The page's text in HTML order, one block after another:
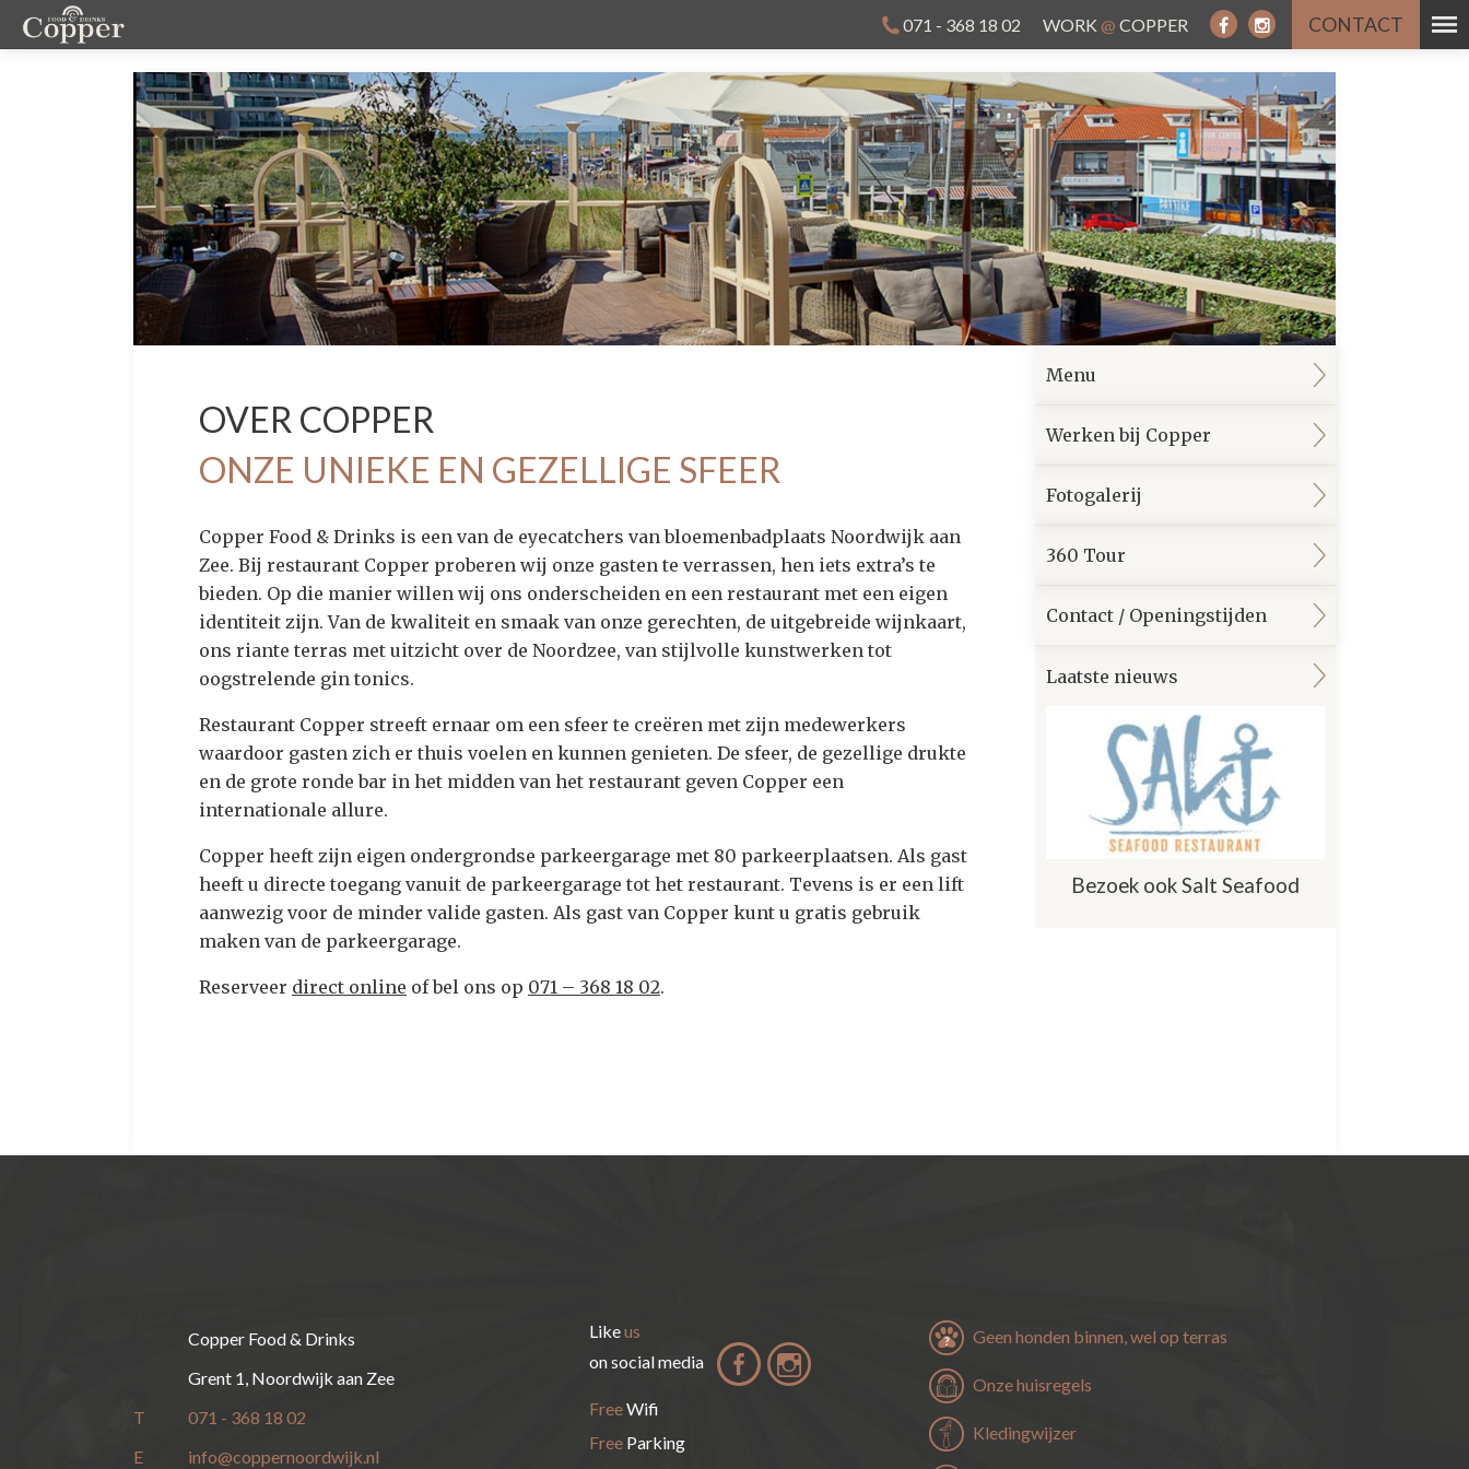
071 - 368 18 02 CONTACT
WORK @ COPPER
OVER COPPER
ONZE UNIEKE EN GEZELLIGE SFEER
Copper Food & Drinks is een van de eyecatchers van bloemenbadplaats Noordwijk aan
Zee. Bij restaurant Copper proberen wij onze gasten te verrassen, hen iets extra’s te
bieden. Op die manier willen wij ons onderscheiden en een restaurant met een eigen
identiteit zijn. Van de kwaliteit en smaak van onze gerechten, de uitgebreide wijnkaart,
ons riante terras met uitzicht over de Noordzee, van stijlvolle kunstwerken tot
oogstrelende gin tonics.
Restaurant Copper streeft ernaar om een sfeer te creëren met zijn medewerkers
waardoor gasten zich er thuis voelen en kunnen genieten. De sfeer, de gezellige drukte
en de grote ronde bar in het midden van het restaurant geven Copper een
internationale allure.
Copper heeft zijn eigen ondergrondse parkeergarage met 80 parkeerplaatsen. Als gast
heeft u directe toegang vanuit de parkeergarage tot het restaurant. Tevens is er een lift
aanwezig voor de minder valide gasten. Als gast van Copper kunt u gratis gebruik
maken van de parkeergarage.
Reserveer direct online of bel ons op 071 – 368 18 02.
Menu
Werken bij Copper
Fotogalerij
360 Tour
Contact / Openingstijden
Laatste nieuws
Bezoek ook Salt Seafood
Copper Food & Drinks
Grent 1, Noordwijk aan Zee
T
071 - 368 18 02
E
info@coppernoordwijk.nl
Likeus
on social media
FreeWifi
FreeParking
Geen honden binnen, wel op terras
Onze huisregels
Kledingwijzer